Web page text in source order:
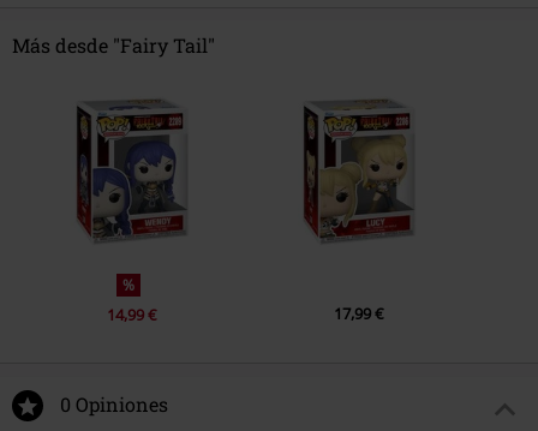
Más desde "Fairy Tail"
%
14,99 € 17,99 €
0 Opiniones